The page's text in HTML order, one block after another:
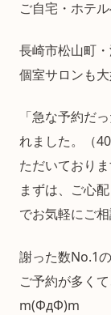
ご自宅・ホテ
長崎市松山町
個室サロンも大
「急な予約だ
れました。（
ただいており
まずは、ご心
でお気軽にご相
謝った数No.1
ご予約が多く
m(ΦдΦ)m